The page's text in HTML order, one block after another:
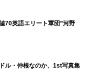
地』
70英語エリート軍団”河野
ル・仲根なのか、1st写真集